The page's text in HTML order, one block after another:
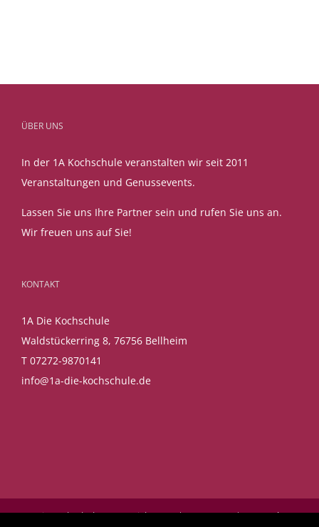
ÜBER UNS
In der 1A Kochschule veranstalten wir seit 2011
Veranstaltungen und Genussevents.
Lassen Sie uns Ihre Partner sein und rufen Sie uns an.
Wir freuen uns auf Sie!
KONTAKT
1A Die Kochschule
Waldstückerring 8, 76756 Bellheim
T 07272-9870141
info@1a-die-kochschule.de
1A Die Kochschule © Copyright 2017 |Impressum|Datenschutz